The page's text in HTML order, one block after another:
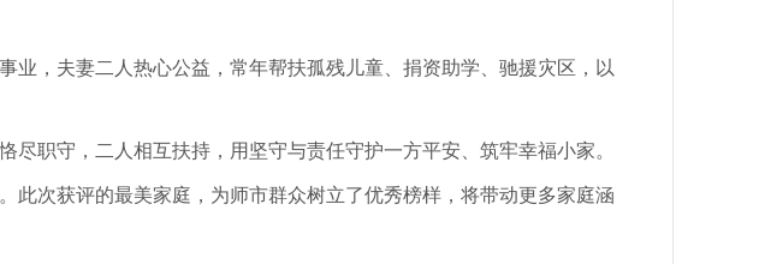
，夫妻二人热心公益，常年帮扶孤残儿童、捐资助学、驰援灾区，以
职守，二人相互扶持，用坚守与责任守护一方平安、筑牢幸福小家。
次获评的最美家庭，为师市群众树立了优秀榜样，将带动更多家庭涵